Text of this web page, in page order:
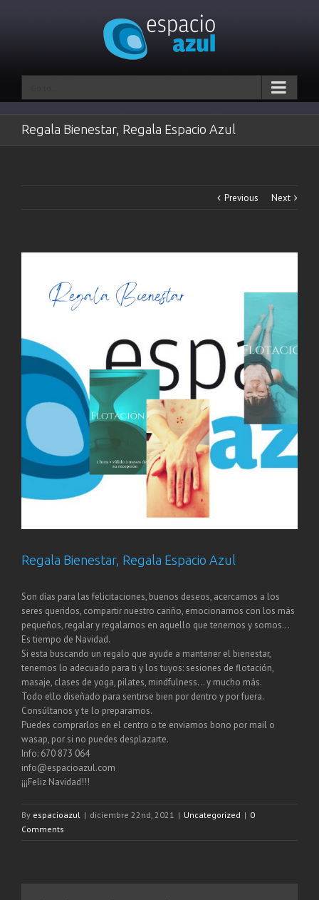
Regala Bienestar, Regala Espacio Azul
Previous Next
Regala Bienestar, Regala Espacio Azul
Son días para las felicitaciones, buenos deseos, acercarnos a los
seres queridos, compartir nuestro cariño, emocionarnos con los más
pequeños, regalar y regalarnos en aquello que tenemos y somos…
Es tiempo de Navidad.
Si esta buscando un regalo que ayude a mantener el bienestar,
tenemos lo adecuado para ti y los tuyos: sesiones de flotación,
masaje, clases de yoga, pilates, mindfulness… y mucho más.
Todo ello diseñado para sentirse bien por dentro y por fuera.
Consúltanos y te lo preparamos.
Puedes comprarlos en el centro o te enviamos bono por mail o
wasap, por si no puedes desplazarte.
Info: 670 873 064
info@espacioazul.com
¡¡¡Feliz Navidad!!!
By espacioazul | diciembre 22nd, 2021 | Uncategorized | 0
Comments